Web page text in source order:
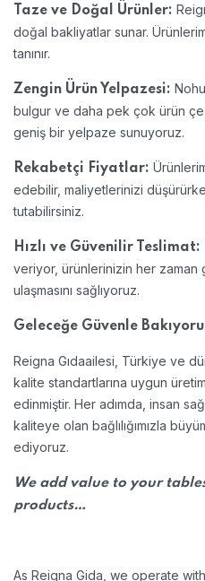
Taze ve Doğal Ürünler:
doğal bakliyatlar sunar.
tanınır.
Zengin Ürün Yelpazesi:
bulgur ve daha pek çok ürün
geniş bir yelpaze sunuyoruz.
Rekabetçi Fiyatlar:
edebilir, maliyetlerinizi
tutabilirsiniz.
Hızlı ve Güvenilir Teslimat:
veriyor, ürünlerinizin her zaman
ulaşmasını sağlıyoruz.
Geleceğe Güvenle
Reigna Gıdaailesi, Türkiye ve
kalite standartlarına uygun
edinmiştir. Her adımda, insan
kaliteye olan bağlılığımızla
ediyoruz.
We add value to your
products…
As Reigna Gida, we operate